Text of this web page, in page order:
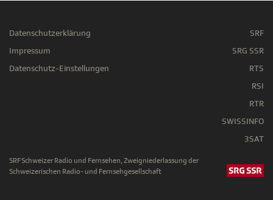
Datenschutzerklärung
Impressum
Datenschutz-Einstellungen
SRF
SRG SSR
RTS
RSI
RTR
SWISSINFO
3SAT
SRF Schweizer Radio und Fernsehen, Zweigniederlassung der
Schweizerischen Radio- und Fernsehgesellschaft